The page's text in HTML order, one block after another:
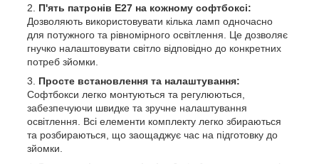
П'ять патронів E27 на кожному софтбоксі:
Дозволяють використовувати кілька ламп одночасно
для потужного та рівномірного освітлення. Це дозволяє
гнучко налаштовувати світло відповідно до конкретних
потреб зйомки.
Просте встановлення та налаштування:
Софтбокси легко монтуються та регулюються,
забезпечуючи швидке та зручне налаштування
освітлення. Всі елементи комплекту легко збираються
та розбираються, що заощаджує час на підготовку до
зйомки.